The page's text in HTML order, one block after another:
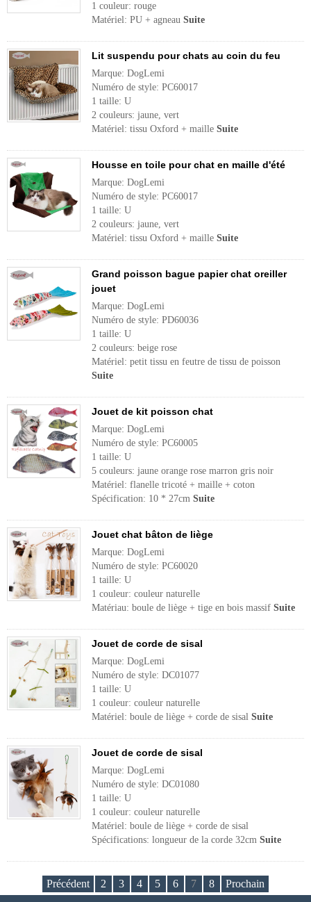
1 couleur: rouge
Matériel: PU + agneau Suite
Lit suspendu pour chats au coin du feu
Marque: DogLemi
Numéro de style: PC60017
1 taille: U
2 couleurs: jaune, vert
Matériel: tissu Oxford + maille Suite
Housse en toile pour chat en maille d'été
Marque: DogLemi
Numéro de style: PC60017
1 taille: U
2 couleurs: jaune, vert
Matériel: tissu Oxford + maille Suite
Grand poisson bague papier chat oreiller
jouet
Marque: DogLemi
Numéro de style: PD60036
1 taille: U
2 couleurs: beige rose
Matériel: petit tissu en feutre de tissu de poisson
Suite
Jouet de kit poisson chat
Marque: DogLemi
Numéro de style: PC60005
1 taille: U
5 couleurs: jaune orange rose marron gris noir
Matériel: flanelle tricoté + maille + coton
Spécification: 10 * 27cm Suite
Jouet chat bâton de liège
Marque: DogLemi
Numéro de style: PC60020
1 taille: U
1 couleur: couleur naturelle
Matériau: boule de liège + tige en bois massif Suite
Jouet de corde de sisal
Marque: DogLemi
Numéro de style: DC01077
1 taille: U
1 couleur: couleur naturelle
Matériel: boule de liège + corde de sisal Suite
Jouet de corde de sisal
Marque: DogLemi
Numéro de style: DC01080
1 taille: U
1 couleur: couleur naturelle
Matériel: boule de liège + corde de sisal
Spécifications: longueur de la corde 32cm Suite
Précédent 2 3 4 5 6 7 8 Prochain